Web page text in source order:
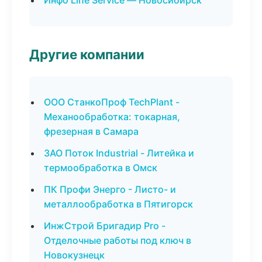
Другие компании
ООО СтанкоПроф TechPlant -
Механообработка: токарная,
фрезерная в Самара
ЗАО Поток Industrial - Литейка и
термообработка в Омск
ПК Профи Энерго - Листо- и
металлообработка в Пятигорск
ИнжСтрой Бригадир Pro -
Отделочные работы под ключ в
Новокузнецк